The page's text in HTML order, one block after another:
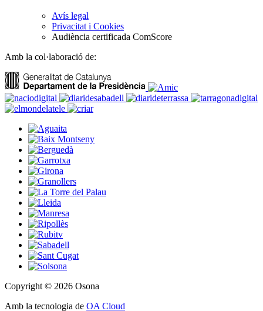
Avís legal
Privacitat i Cookies
Audiència certificada ComScore
Amb la col·laboració de:
Copyright © 2026 Osona
Amb la tecnologia de OA Cloud